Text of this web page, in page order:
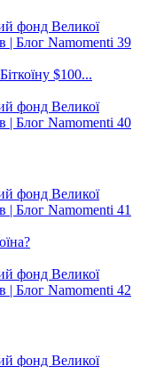
$100...